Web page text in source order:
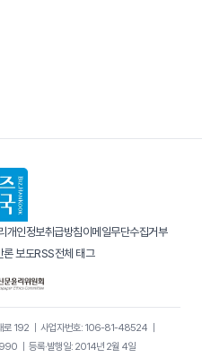
개인정보취급방침이메일무단수집거부
론 보도RSS전체 태그
로 192｜ 사업자번호: 106-81-48524｜
｜ 등록·발행일: 2014년 2월 4일